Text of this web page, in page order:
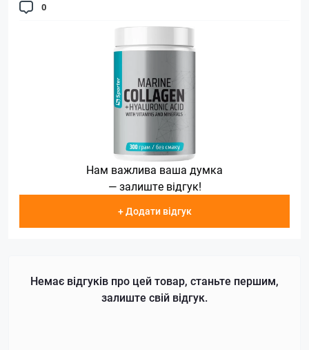
0
Нам важлива ваша думка
— залиште відгук!
+ Додати відгук
Немає відгуків про цей товар, станьте першим,
залиште свій відгук.